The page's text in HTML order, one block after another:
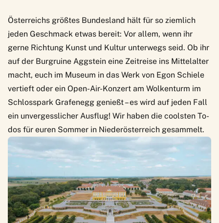
Österreichs größtes Bundesland hält für so ziemlich
jeden Geschmack etwas bereit: Vor allem, wenn ihr
gerne Richtung Kunst und Kultur unterwegs seid. Ob ihr
auf der Burgruine Aggstein eine Zeitreise ins Mittelalter
macht, euch im Museum in das Werk von Egon Schiele
vertieft oder ein Open-Air-Konzert am Wolkenturm im
Schlosspark Grafenegg genießt – es wird auf jeden Fall
ein unvergesslicher Ausflug! Wir haben die coolsten To-
dos für euren Sommer in Niederösterreich gesammelt.